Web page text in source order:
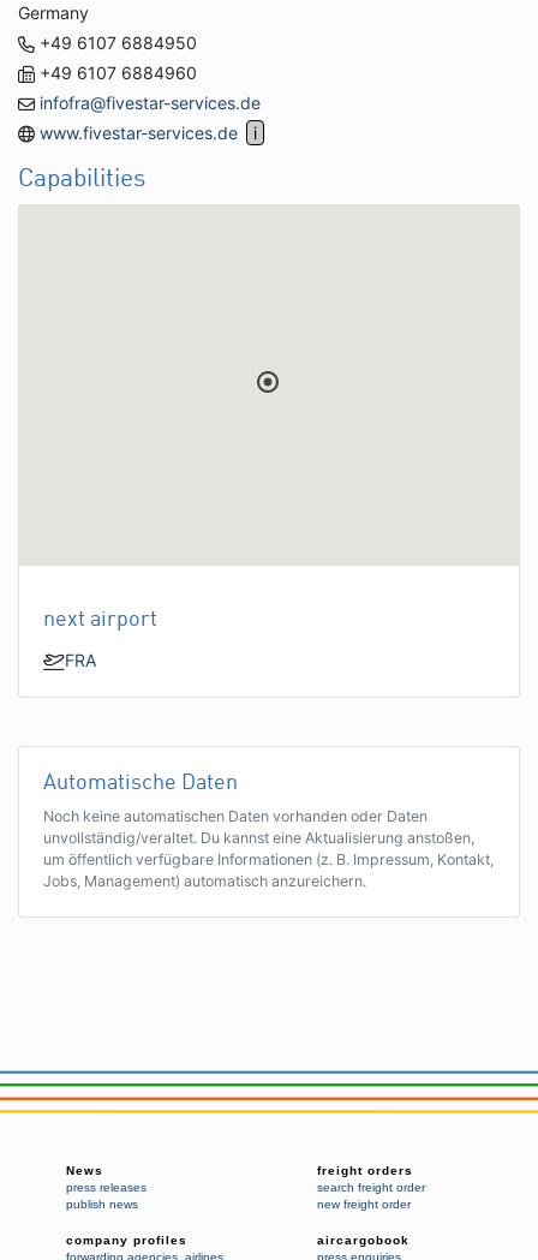
Germany
+49 6107 6884950
+49 6107 6884960
infofra@fivestar-services.de
www.fivestar-services.de
Capabilities
next airport
FRA
Automatische Daten
Noch keine automatischen Daten vorhanden oder Daten
unvollständig/veraltet. Du kannst eine Aktualisierung anstoßen,
um öffentlich verfügbare Informationen (z. B. Impressum, Kontakt,
Jobs, Management) automatisch anzureichern.
News
press releases
publish news
freight orders
search freight order
new freight order
company profiles
forwarding agencies airlines
aircargobook
press enquiries